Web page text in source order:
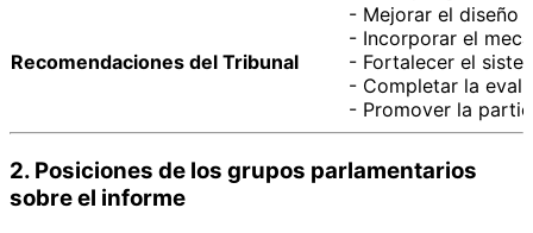
Recomendaciones del Tribunal
- Mejorar el diseño
- Incorporar el
- Fortalecer el
- Completar la
- Promover la
2. Posiciones de los grupos parlamentarios
sobre el informe